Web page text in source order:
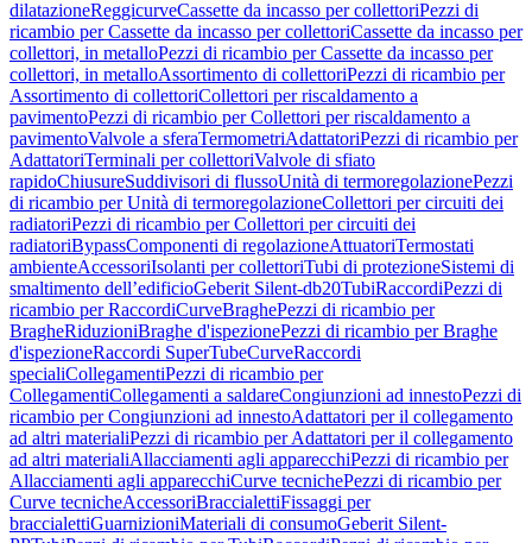
dilatazioneReggicurveCassette da incasso per collettoriPezzi di
ricambio per Cassette da incasso per collettoriCassette da incasso per
collettori, in metalloPezzi di ricambio per Cassette da incasso per
collettori, in metalloAssortimento di collettoriPezzi di ricambio per
Assortimento di collettoriCollettori per riscaldamento a
pavimentoPezzi di ricambio per Collettori per riscaldamento a
pavimentoValvole a sferaTermometriAdattatoriPezzi di ricambio per
AdattatoriTerminali per collettoriValvole di sfiato
rapidoChiusureSuddivisori di flussoUnità di termoregolazionePezzi
di ricambio per Unità di termoregolazioneCollettori per circuiti dei
radiatoriPezzi di ricambio per Collettori per circuiti dei
radiatoriBypassComponenti di regolazioneAttuatoriTermostati
ambienteAccessoriIsolanti per collettoriTubi di protezioneSistemi di
smaltimento dell’edificioGeberit Silent-db20TubiRaccordiPezzi di
ricambio per RaccordiCurveBraghePezzi di ricambio per
BragheRiduzioniBraghe d'ispezionePezzi di ricambio per Braghe
d'ispezioneRaccordi SuperTubeCurveRaccordi
specialiCollegamentiPezzi di ricambio per
CollegamentiCollegamenti a saldareCongiunzioni ad innestoPezzi di
ricambio per Congiunzioni ad innestoAdattatori per il collegamento
ad altri materialiPezzi di ricambio per Adattatori per il collegamento
ad altri materialiAllacciamenti agli apparecchiPezzi di ricambio per
Allacciamenti agli apparecchiCurve tecnichePezzi di ricambio per
Curve tecnicheAccessoriBraccialettiFissaggi per
braccialettiGuarnizioniMateriali di consumoGeberit Silent-